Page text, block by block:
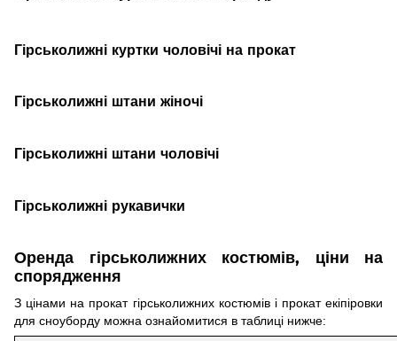
Гірськолижні куртки чоловічі на прокат
Гірськолижні штани жіночі
Гірськолижні штани чоловічі
Гірськолижні рукавички
Оренда гірськолижних костюмів, ціни на
спорядження
З цінами на прокат гірськолижних костюмів і прокат екіпіровки
для сноуборду можна ознайомитися в таблиці нижче: